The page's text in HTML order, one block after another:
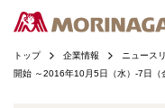
トップ 企業情報 ニュース
開始 ～2016年10月5日（水）-7日（